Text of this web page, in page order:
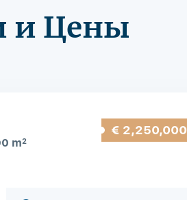
и Цены
m2
€ 2,250,000